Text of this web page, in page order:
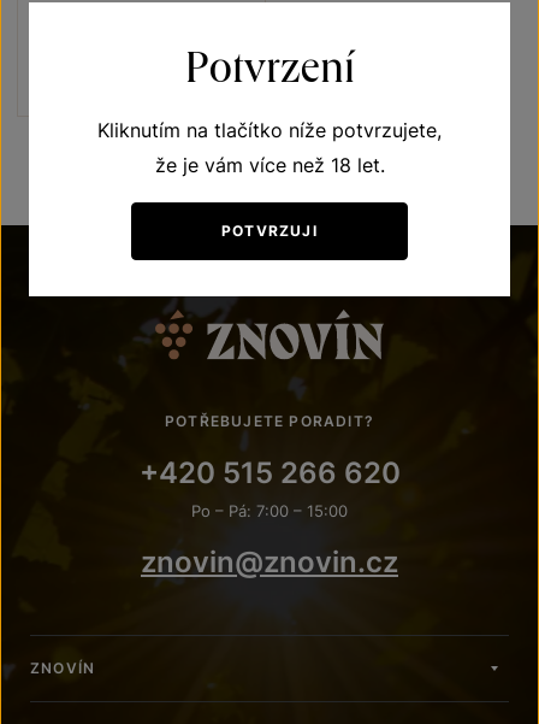
POTŘEBUJETE PORADIT?
+420 515 266 620
Po – Pá: 7:00 – 15:00
znovin@znovin.cz
ZNOVÍN
Potvrzení
Kliknutím na tlačítko níže potvrzujete,
že je vám více než 18 let.
POTVRZUJI